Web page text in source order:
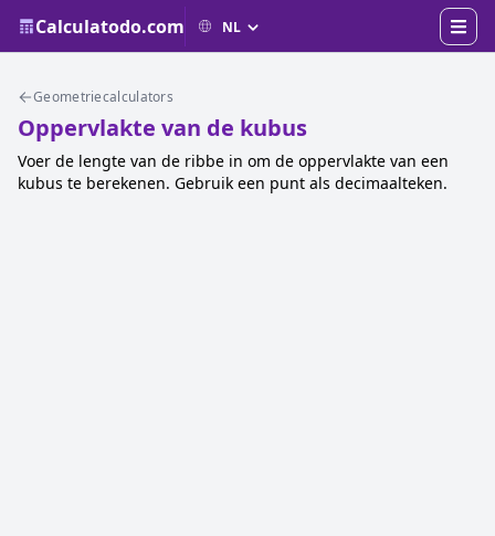
Calculatodo.com
Geometriecalculators
Oppervlakte van de kubus
Voer de lengte van de ribbe in om de oppervlakte van een
kubus te berekenen. Gebruik een punt als decimaalteken.